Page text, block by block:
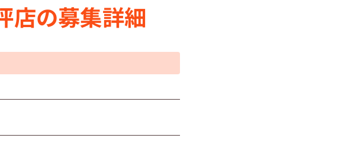
店の募集詳細